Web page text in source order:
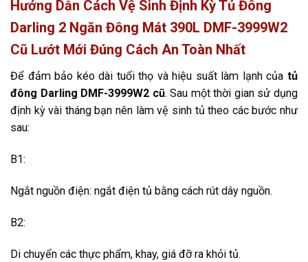
Hướng Dẫn Cách Vệ Sinh Định Kỳ Tủ Đông
Darling 2 Ngăn Đông Mát 390L DMF-3999W2
Cũ Lướt Mới Đúng Cách An Toàn Nhất
Để đảm bảo kéo dài tuổi thọ và hiệu suất làm lạnh của tủ
đông Darling DMF-3999W2 cũ. Sau một thời gian sử dụng
định kỳ vài tháng bạn nên làm vệ sinh tủ theo các bước như
sau:
B1:
Ngắt nguồn điện: ngắt điện tủ bằng cách rút dây nguồn.
B2:
Di chuyển các thực phẩm, khay, giá đỡ ra khỏi tủ.